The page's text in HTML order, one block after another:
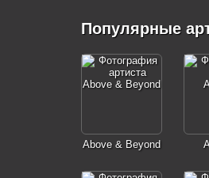
Популярные
Above & Beyond